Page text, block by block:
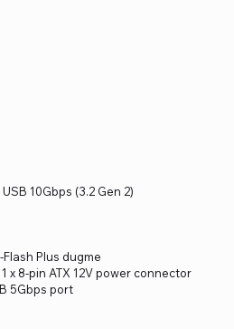
10Gbps (3.2 Gen 2)
Plus dugme
x 8-pin ATX 12V power connector
5Gbps port